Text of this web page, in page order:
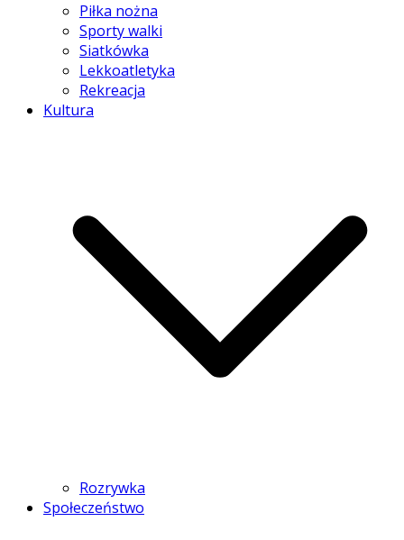
Piłka nożna
Sporty walki
Siatkówka
Lekkoatletyka
Rekreacja
Kultura
Rozrywka
Społeczeństwo